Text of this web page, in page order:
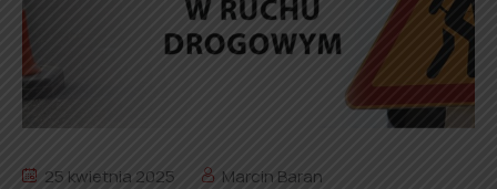
25 kwietnia 2025 Marcin Baran